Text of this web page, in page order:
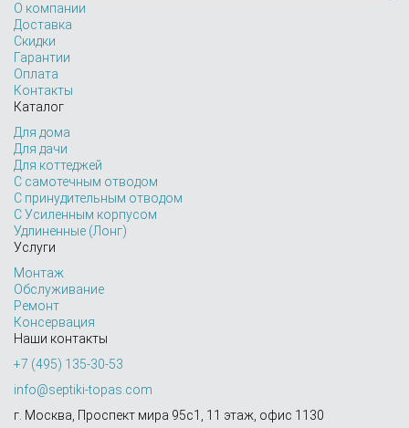
О компании
Доставка
Скидки
Гарантии
Оплата
Контакты
Каталог
Для дома
Для дачи
Для коттеджей
С самотечным отводом
С принудительным отводом
С Усиленным корпусом
Удлиненные (Лонг)
Услуги
Монтаж
Обслуживание
Ремонт
Консервация
Наши контакты
+7 (495) 135-30-53
info@septiki-topas.com
г. Москва, Проспект мира 95с1, 11 этаж, офис 1130